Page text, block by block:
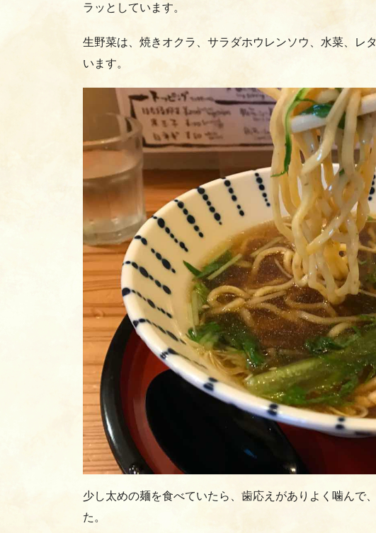
ラッとしています。
生野菜は、焼きオクラ、サラダホウレンソウ、水菜、レ
います。
少し太めの麺を食べていたら、歯応えがありよく噛んで
た。